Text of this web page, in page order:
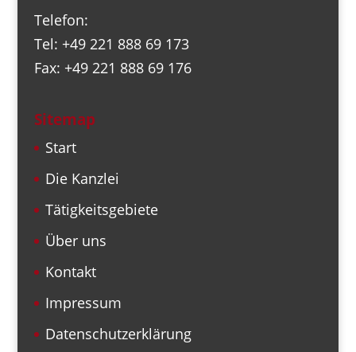
Telefon:
Tel: +49 221 888 69 173
Fax: +49 221 888 69 176
Sitemap
Start
Die Kanzlei
Tätigkeitsgebiete
Über uns
Kontakt
Impressum
Datenschutzerklärung